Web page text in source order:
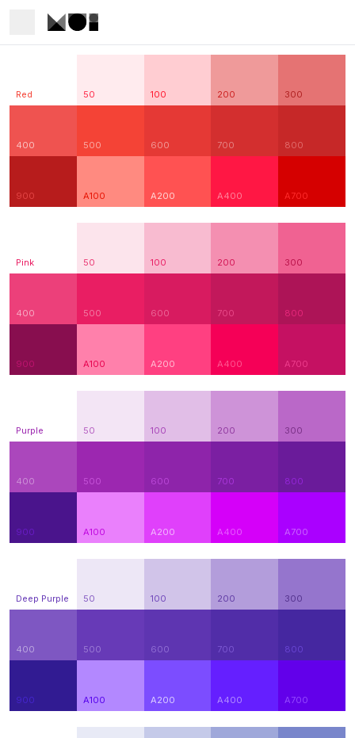
Red 50 100 200 300
400 500 600 700 800
900 A100 A200 A400 A700
Pink 50 100 200 300
400 500 600 700 800
900 A100 A200 A400 A700
Purple 50 100 200 300
400 500 600 700 800
900 A100 A200 A400 A700
Deep Purple 50 100 200 300
400 500 600 700 800
900 A100 A200 A400 A700